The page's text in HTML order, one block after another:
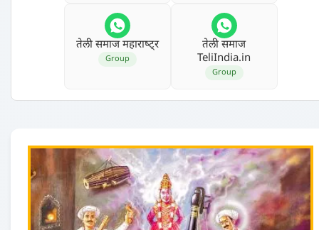
तेली समाज महाराष्‍ट्र
Group
तेली समाज
TeliIndia.in
Group